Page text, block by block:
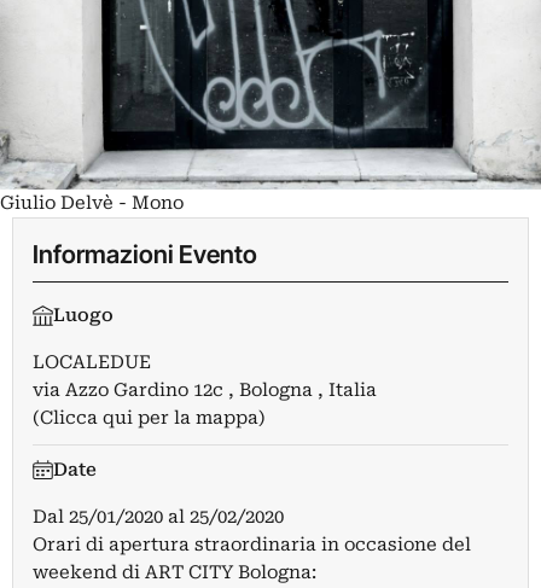
Giulio Delvè - Mono
Informazioni Evento
Luogo
LOCALEDUE
via Azzo Gardino 12c , Bologna , Italia
(Clicca qui per la mappa)
Date
Dal 25/01/2020 al 25/02/2020
Orari di apertura straordinaria in occasione del
weekend di ART CITY Bologna: